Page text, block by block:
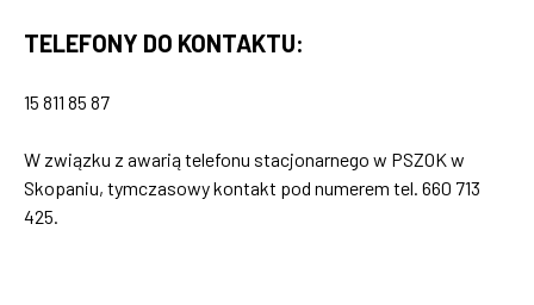
TELEFONY DO KONTAKTU:
15 811 85 87
W związku z awarią telefonu stacjonarnego w PSZOK w
Skopaniu, tymczasowy kontakt pod numerem tel. 660 713
425.